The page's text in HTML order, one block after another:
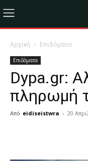
Αρχική Επιδόματα
Επιδόματα
Dypa.gr:
πληρωμή
Από eidiseistwra - 20